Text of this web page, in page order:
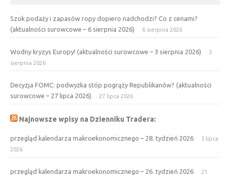
Szok podaży i zapasów ropy dopiero nadchodzi? Co z cenami?
(aktualności surowcowe – 6 sierpnia 2026)
6 sierpnia 2026
Wodny kryzys Europy! (aktualności surowcowe – 3 sierpnia 2026)
3
sierpnia 2026
Decyzja FOMC: podwyżka stóp pogrąży Republikanów? (aktualności
surowcowe – 27 lipca 2026)
27 lipca 2026
Najnowsze wpisy na Dzienniku Tradera:
przegląd kalendarza makroekonomicznego – 28. tydzień 2026
5 lipca
2026
przegląd kalendarza makroekonomicznego – 26. tydzień 2026
21